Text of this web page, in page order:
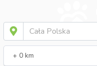
+ 0 km